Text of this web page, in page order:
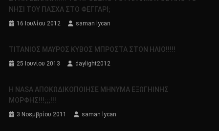
ΝΗΣΙ ΤΟΥ ΠΑΣΧΑ ΣΤΟ ΦΕΓΓΑΡΙ;
16 Ιουλίου 2012 saman lycan
ΤΙΤΑΝΙΟΣ ΜΑΥΡΟΣ ΚΥΒΟΣ ΜΠΡΟΣΤΑ ΣΤΟΝ ΗΛΙΟ!!!!!
25 Ιουνίου 2013 daylight2012
Η NASA ΑΠΟΚΩΔΙΚΟΠΟΙΗΣΕ ΜΗΝΥΜΑ ΕΞΩΓΗΙΝΗΣ
ΜΟΡΦΗΣ!!!;;;!!!
3 Νοεμβρίου 2011 saman lycan